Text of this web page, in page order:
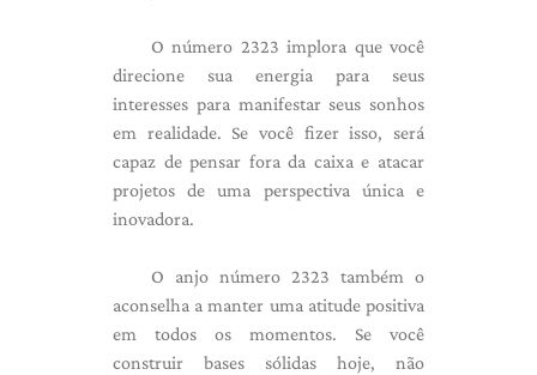
O número 2323 implora que você
direcione sua energia para seus
interesses para manifestar seus sonhos
em realidade. Se você fizer isso, será
capaz de pensar fora da caixa e atacar
projetos de uma perspectiva única e
inovadora.
O anjo número 2323 também o
aconselha a manter uma atitude positiva
em todos os momentos. Se você
construir bases sólidas hoje, não